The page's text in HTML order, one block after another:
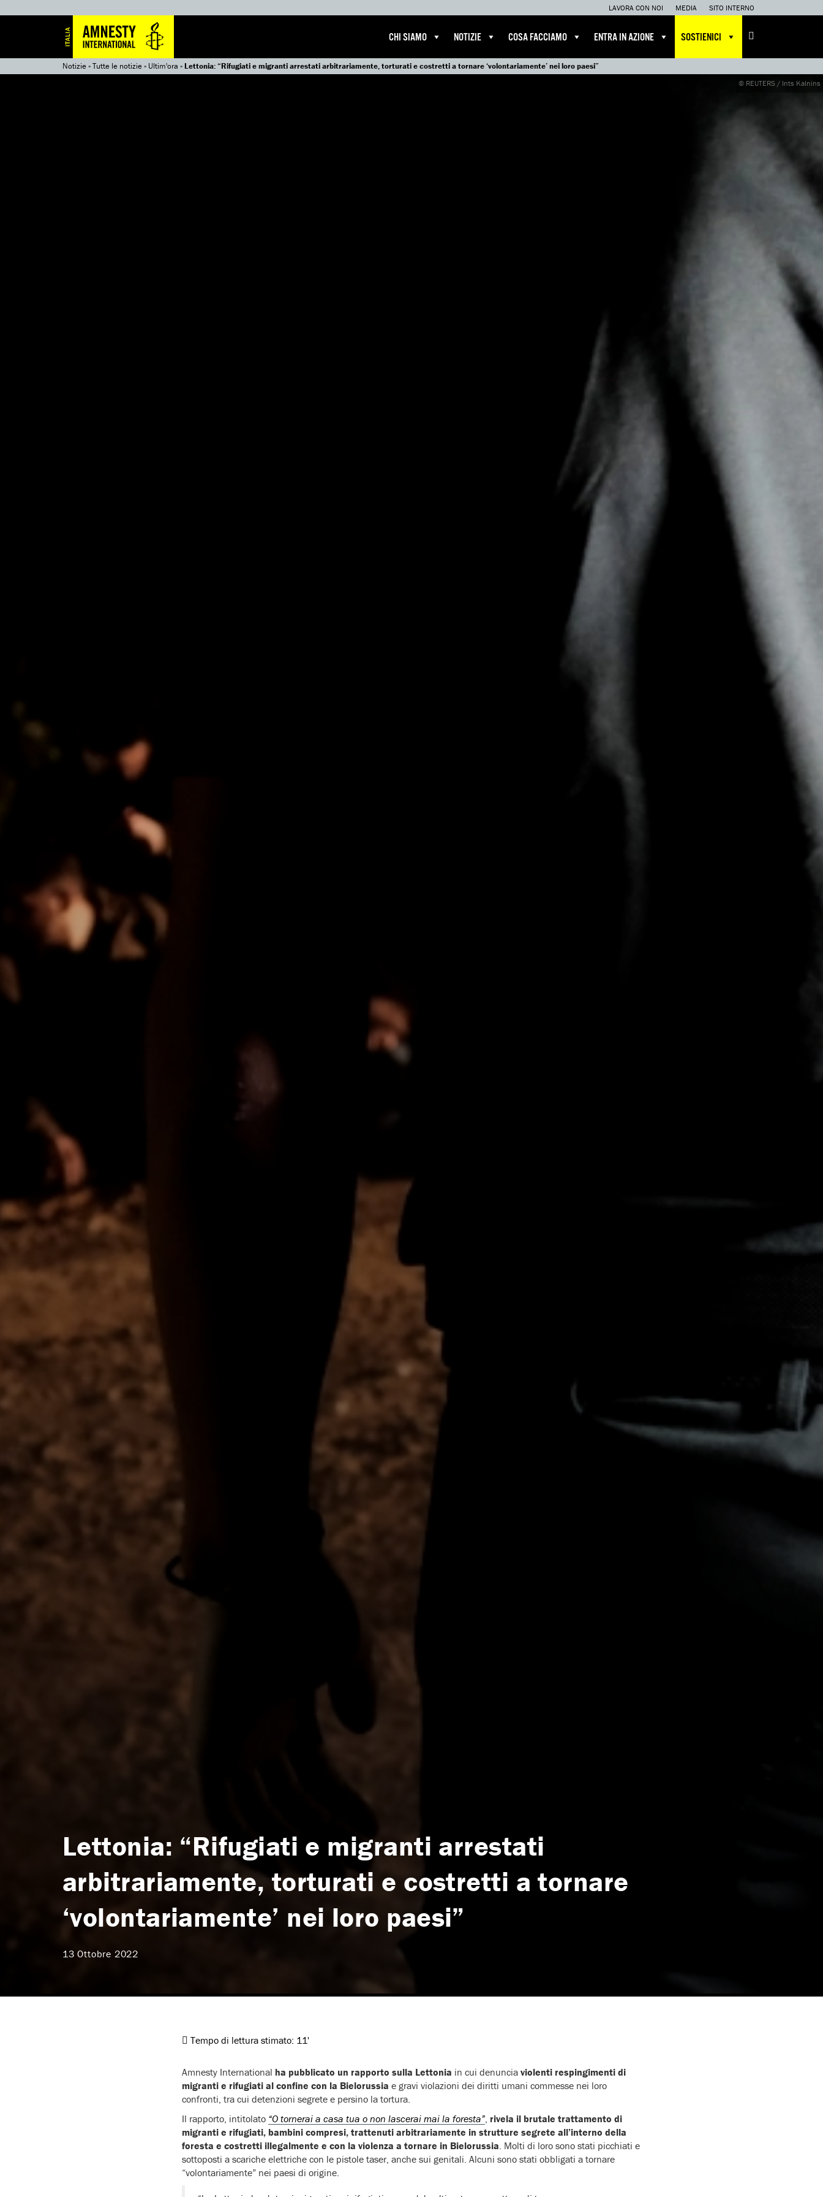
LAVORA CON NOI MEDIA SITO INTERNO
CHI SIAMO NOTIZIE COSA FACCIAMO ENTRA IN AZIONE SOSTIENICI
Notizie»Tutte le notizie» Ultim'ora »Lettonia: “Rifugiati e migranti arrestati arbitrariamente, torturati e costretti a tornare ‘volontariamente’ nei loro paesi”
Lettonia: “Rifugiati e migranti arrestati
arbitrariamente, torturati e costretti a tornare
‘volontariamente’ nei loro paesi”
13 Ottobre 2022
© REUTERS / Ints Kalnins
Tempo di lettura stimato: 11'
Amnesty International ha pubblicato un rapporto sulla Lettonia in cui denuncia violenti respingimenti di
migranti e rifugiati al confine con la Bielorussia e gravi violazioni dei diritti umani commesse nei loro
confronti, tra cui detenzioni segrete e persino la tortura.
Il rapporto, intitolato “O tornerai a casa tua o non lascerai mai la foresta”, rivela il brutale trattamento di
migranti e rifugiati, bambini compresi, trattenuti arbitrariamente in strutture segrete all’interno della
foresta e costretti illegalmente e con la violenza a tornare in Bielorussia. Molti di loro sono stati picchiati e
sottoposti a scariche elettriche con le pistole taser, anche sui genitali. Alcuni sono stati obbligati a tornare
“volontariamente” nei paesi di origine.